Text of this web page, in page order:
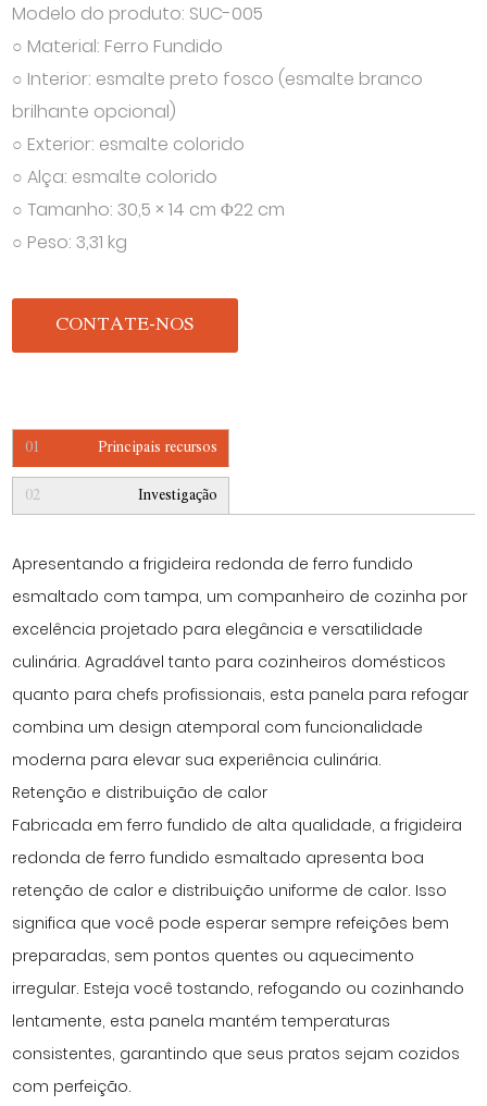
Modelo do produto: SUC-005
○ Material: Ferro Fundido
○ Interior: esmalte preto fosco (esmalte branco
brilhante opcional)
○ Exterior: esmalte colorido
○ Alça: esmalte colorido
○ Tamanho: 30,5 × 14 cm Φ22 cm
○ Peso: 3,31 kg
CONTATE-NOS
01 Principais recursos
02 Investigação
Apresentando a frigideira redonda de ferro fundido
esmaltado com tampa, um companheiro de cozinha por
excelência projetado para elegância e versatilidade
culinária. Agradável tanto para cozinheiros domésticos
quanto para chefs profissionais, esta panela para refogar
combina um design atemporal com funcionalidade
moderna para elevar sua experiência culinária.
Retenção e distribuição de calor
Fabricada em ferro fundido de alta qualidade, a frigideira
redonda de ferro fundido esmaltado apresenta boa
retenção de calor e distribuição uniforme de calor. Isso
significa que você pode esperar sempre refeições bem
preparadas, sem pontos quentes ou aquecimento
irregular. Esteja você tostando, refogando ou cozinhando
lentamente, esta panela mantém temperaturas
consistentes, garantindo que seus pratos sejam cozidos
com perfeição.